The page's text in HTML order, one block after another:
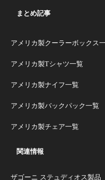
まとめ記事
アメリカ製クーラーボックス
アメリカ製Tシャツ一覧
アメリカ製ナイフ一覧
アメリカ製バックパック一覧
アメリカ製チェア一覧
関連情報
ザゴーニ ステュディオス製品